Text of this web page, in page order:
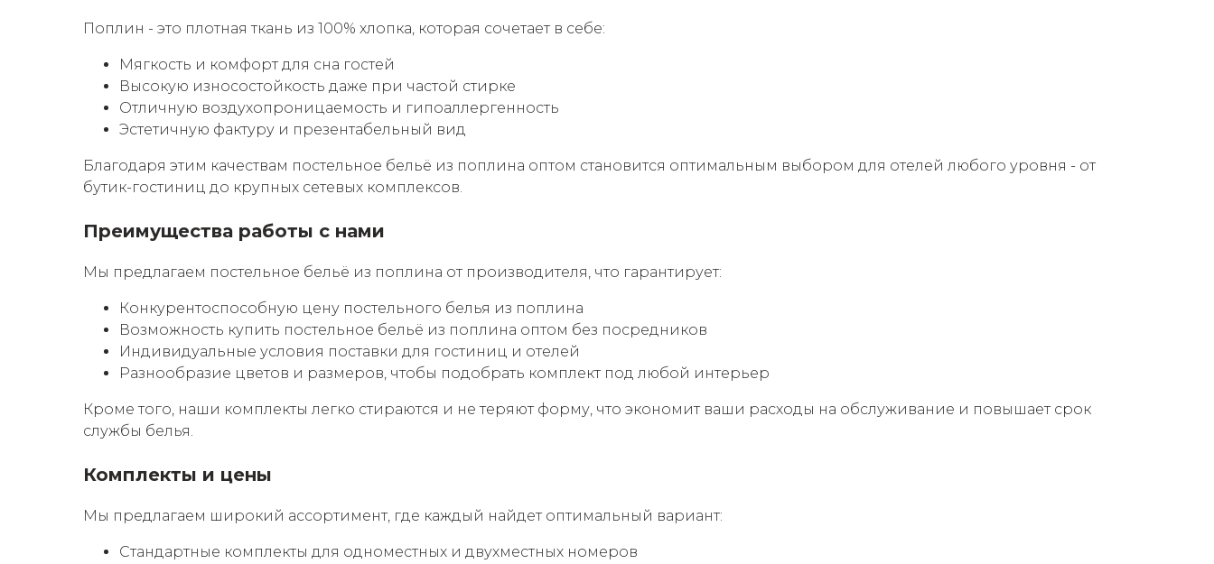
Поплин - это плотная ткань из 100% хлопка, которая сочетает в себе:
Мягкость и комфорт для сна гостей
Высокую износостойкость даже при частой стирке
Отличную воздухопроницаемость и гипоаллергенность
Эстетичную фактуру и презентабельный вид
Благодаря этим качествам постельное бельё из поплина оптом становится оптимальным выбором для отелей любого уровня - от
бутик-гостиниц до крупных сетевых комплексов.
Преимущества работы с нами
Мы предлагаем постельное бельё из поплина от производителя, что гарантирует:
Конкурентоспособную цену постельного белья из поплина
Возможность купить постельное бельё из поплина оптом без посредников
Индивидуальные условия поставки для гостиниц и отелей
Разнообразие цветов и размеров, чтобы подобрать комплект под любой интерьер
Кроме того, наши комплекты легко стираются и не теряют форму, что экономит ваши расходы на обслуживание и повышает срок
службы белья.
Комплекты и цены
Мы предлагаем широкий ассортимент, где каждый найдет оптимальный вариант:
Стандартные комплекты для одноместных и двухместных номеров